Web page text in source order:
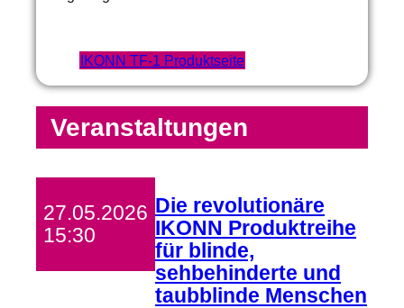
IKONN TF-1 Produktseite
Veranstaltungen
27.05.2026
15:30
Die revolutionäre
IKONN Produktreihe
für blinde,
sehbehinderte und
taubblinde Menschen